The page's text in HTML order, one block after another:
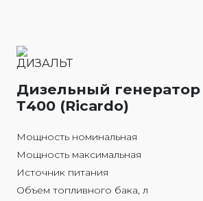
Дизельный
Т400 (Ricardo)
Мощность номинальная
Мощность максимальная
Источник питания
Объем топливного бака, л